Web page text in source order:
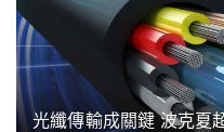
光纖傳輸成關鍵 波克夏